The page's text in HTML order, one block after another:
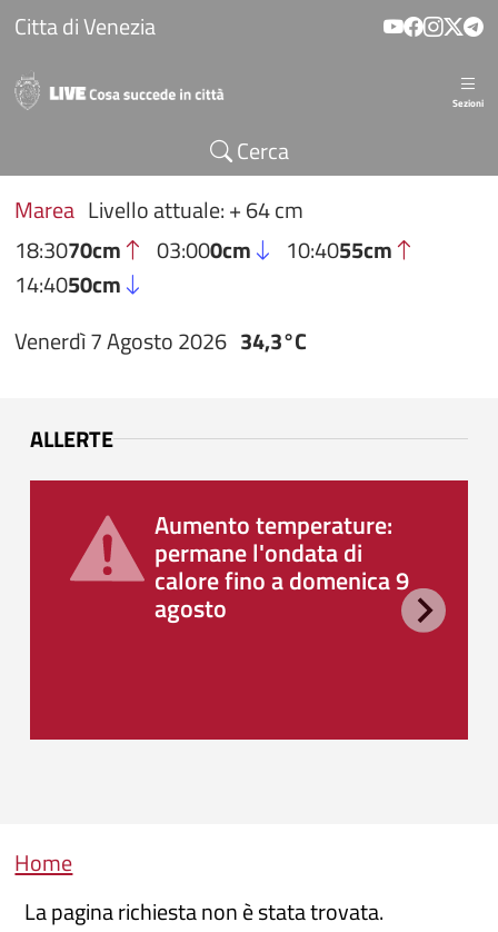
Salta al contenuto principale
Citta di Venezia
Sezioni
Cerca
Marea Livello attuale: + 64 cm
18:3070cm 03:000cm 10:4055cm
14:4050cm
Venerdì 7 Agosto 2026 34,3°C
ALLERTE
Aumento temperature:
permane l'ondata di
calore fino a domenica 9
agosto
Briciole di pane
Home
La pagina richiesta non è stata trovata.